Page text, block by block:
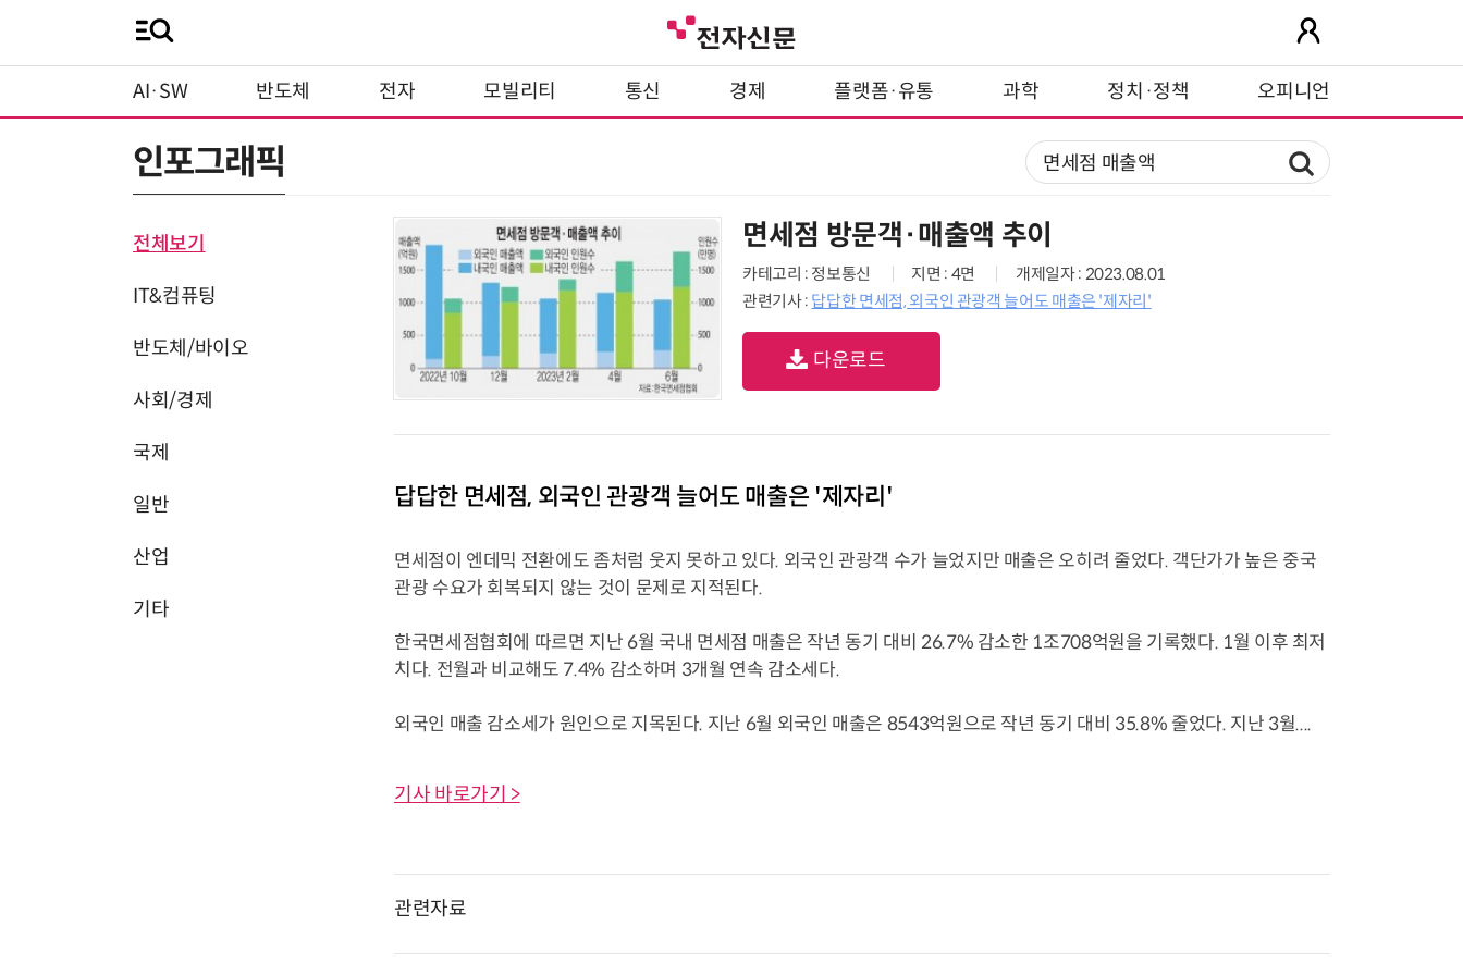
AI·SW 반도체 전자 모빌리티 통신 경제 플랫폼·유통 과학 정치·정책 오피니언
인포그래픽
전체보기
IT&컴퓨팅
반도체/바이오
사회/경제
국제
일반
산업
기타
면세점 방문객·매출액 추이
카테고리 : 정보통신 지면 : 4면
개제일자 : 2023.08.01
관련기사 : 답답한 면세점, 외국인 관광객 늘어도 매출은 '제자리'
다운로드
답답한 면세점, 외국인 관광객 늘어도 매출은 '제자리'
면세점이 엔데믹 전환에도 좀처럼 웃지 못하고 있다. 외국인 관광객 수가 늘었지만 매출은 오히려 줄었다. 객단가가 높은 중국
관광 수요가 회복되지 않는 것이 문제로 지적된다.
한국면세점협회에 따르면 지난 6월 국내 면세점 매출은 작년 동기 대비 26.7% 감소한 1조708억원을 기록했다. 1월 이후 최저
치다. 전월과 비교해도 7.4% 감소하며 3개월 연속 감소세다.
외국인 매출 감소세가 원인으로 지목된다. 지난 6월 외국인 매출은 8543억원으로 작년 동기 대비 35.8% 줄었다. 지난 3월....
기사 바로가기 >
관련자료